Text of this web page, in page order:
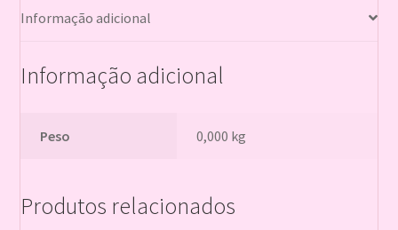
Informação adicional
Informação adicional
Peso 0,000 kg
Produtos relacionados